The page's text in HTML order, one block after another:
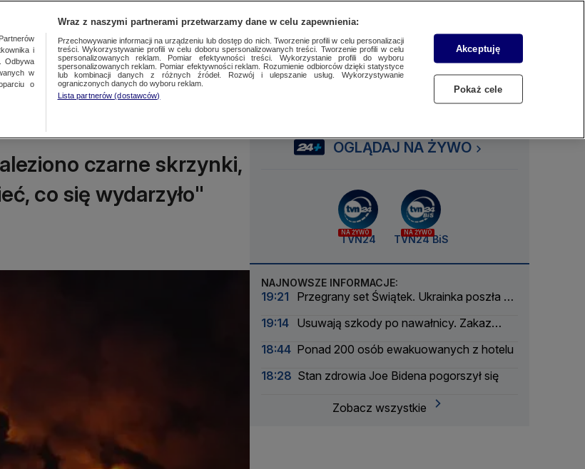
SUBSKRYBUJ
SzukajZaloguj się
CzytajSłuchaj
czarne skrzynki,
co się wydarzyło"
OGLĄDAJ NA ŻYWO
NA ŻYWO
TVN24
NA ŻYWO
TVN24 BiS
NAJNOWSZE INFORMACJE:
19:21
Przegrany set Świątek. Ukrainka poszła za
19:14 Usuwają szkody po nawałnicy. Zakaz
18:44 Ponad 200 osób ewakuowanych z hotelu
18:28 Stan zdrowia Joe Bidena pogorszył się
Zobacz wszystkie
i
Odbywa
w
o
Wraz z naszymi partnerami przetwarzamy dane w celu zapewnienia:
Przechowywanie informacji na urządzeniu lub dostęp do nich. Tworzenie profili w celu personalizacji
treści. Wykorzystywanie profili w celu doboru spersonalizowanych treści. Tworzenie profili w celu
spersonalizowanych reklam. Pomiar efektywności treści. Wykorzystanie profili do wyboru
spersonalizowanych reklam. Pomiar efektywności reklam. Rozumienie odbiorców dzięki statystyce
lub kombinacji danych z różnych źródeł. Rozwój i ulepszanie usług. Wykorzystywanie
ograniczonych danych do wyboru reklam.
Lista partnerów (dostawców)
Akceptuję
Pokaż cele